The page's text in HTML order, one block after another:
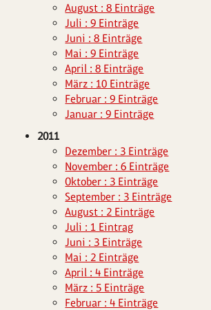
August : 8 Einträge
Juli : 9 Einträge
Juni : 8 Einträge
Mai : 9 Einträge
April : 8 Einträge
März : 10 Einträge
Februar : 9 Einträge
Januar : 9 Einträge
2011
Dezember : 3 Einträge
November : 6 Einträge
Oktober : 3 Einträge
September : 3 Einträge
August : 2 Einträge
Juli : 1 Eintrag
Juni : 3 Einträge
Mai : 2 Einträge
April : 4 Einträge
März : 5 Einträge
Februar : 4 Einträge